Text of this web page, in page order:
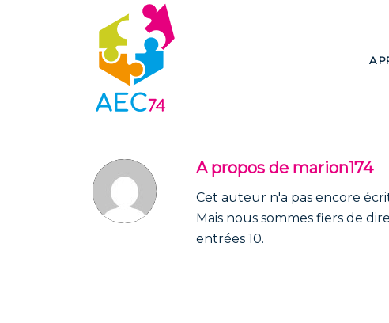
A
A propos de marion174
Cet auteur n'a pas encore
Mais nous sommes fiers de
entrées 10.